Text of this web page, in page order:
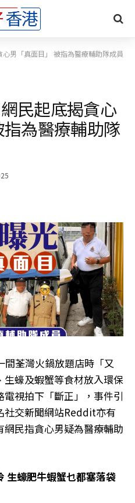
男「真面目」 被指為醫療輔助隊成員
民起底揭貪心
為醫療輔助隊
間荃灣火鍋放題店時「又
蠔及蝦蟹等食材放入環保
視拍下「斷正」，事件引
社交新聞網站Reddit亦有
民指貪心男疑為醫療輔助
生蠔肥牛蝦蟹乜都塞落袋